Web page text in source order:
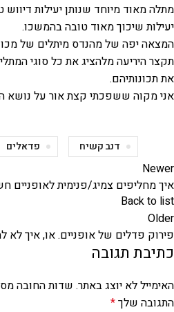
מתלה מאוד מיוחד שנותן יעילות
יעילות שיכוך מאוד טובה בהמשכו.
המצאה יפה של מהנדס מיתלים של
תקצר היריעה מלהציג את כל סוגי
את תכונותיהם.
אני מקוה ששפכתי קצת אור על נושא
דנב קשיח פדאלים
Newer
איך מחליפים צמיג/פנימית לאופניים
Back to list
Older
פירוק פדלים של אופניים. או, איך
כתיבת תגובה
האימייל לא יוצג באתר. שדות החובה
התגובה שלך*